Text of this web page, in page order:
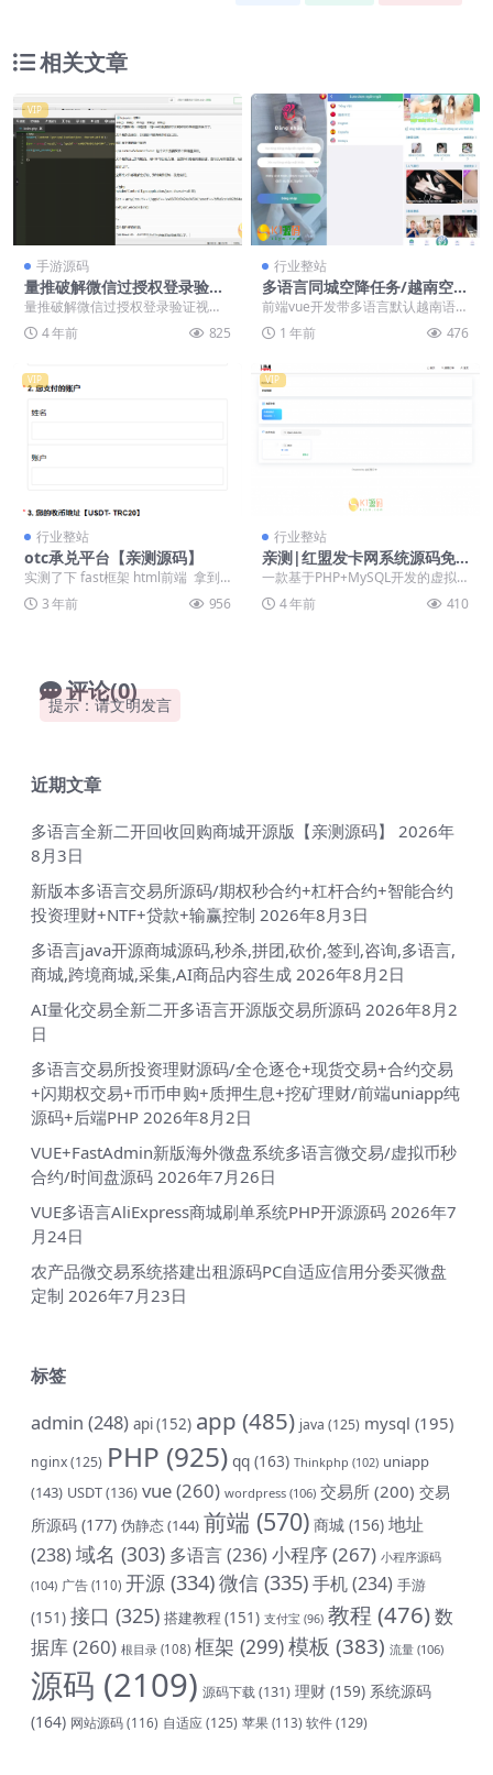
相关文章
VIP
手游源码
量推破解微信过授权登录验证
视频教程 解决微信限制的教程
视频
量推破解微信过授权登录验证视频
教程 解决微信限制的教程视频 本视
频教程使用锐动录...
4 年前 825
行业整站
多语言同城空降任务/越南空降
系统/系统彩/前端vue后台ph
p【多语言vue空降源码】
前端vue开发带多语言默认越南语，
后端php源码全开源可二开 任务彩
种都是系统彩...
1 年前 476
VIP
行业整站
otc承兑平台【亲测源码】
实测了下 fast框架 html前端 拿到
时候有点小问题 还有一堆后门 这边
都...3 年前 956
VIP
行业整站
亲测|红盟发卡网系统源码免
费分享
一款基于PHP+MySQL开发的虚拟
商品发卡系统 用服务器-需服务器
（宝塔主机也...
4 年前 410
评论(0)
提示：请文明发言
近期文章
多语言全新二开回收回购商城开源版【亲测源码】
2026年
8月3日
新版本多语言交易所源码/期权秒合约+杠杆合约+智能合约
投资理财+NTF+贷款+输赢控制 2026年8月3日
多语言java开源商城源码,秒杀,拼团,砍价,签到,咨询,多语言,
商城,跨境商城,采集,AI商品内容生成 2026年8月2日
AI量化交易全新二开多语言开源版交易所源码 2026年8月2
日
多语言交易所投资理财源码/全仓逐仓+现货交易+合约交易
+闪期权交易+币币申购+质押生息+挖矿理财/前端uniapp纯
源码+后端PHP 2026年8月2日
VUE+FastAdmin新版海外微盘系统多语言微交易/虚拟币秒
合约/时间盘源码 2026年7月26日
VUE多语言AliExpress商城刷单系统PHP开源源码 2026年7
月24日
农产品微交易系统搭建出租源码PC自适应信用分委买微盘
定制 2026年7月23日
标签
admin (248) api(152) app (485) java (125) mysql (195)
nginx(125) PHP (925) qq (163) Thinkphp (102) uniapp
(143) USDT(136) vue(260) wordpress (106) 交易所 (200) 交易
所源码 (177) 伪静态(144) 前端 (570) 商城 (156) 地址
(238)域名 (303) 多语言(236) 小程序(267) 小程序源码
(104) 广告 (110) 开源 (334)微信 (335)手机(234) 手游
(151) 接口 (325) 搭建教程 (151) 支付宝 (96) 教程 (476)数
据库(260) 根目录 (108) 框架 (299)模板 (383) 流量 (106)
源码 (2109) 源码下载(131) 理财 (159) 系统源码
(164) 网站源码(116) 自适应(125) 苹果 (113) 软件(129)